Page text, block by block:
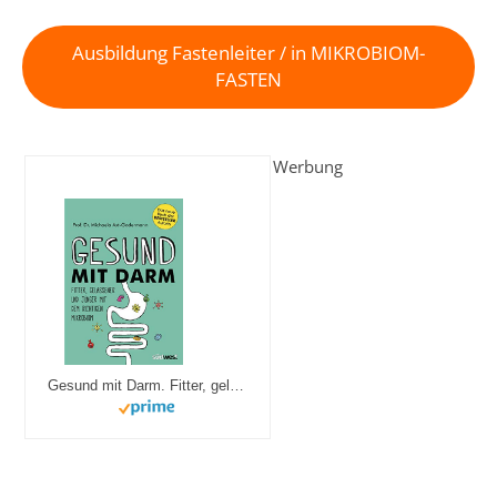
Ausbildung Fastenleiter / in MIKROBIOM-
FASTEN
Werbung